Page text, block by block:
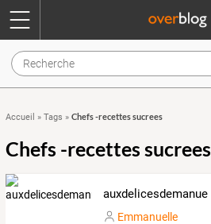
Accueil » Tags » Chefs -recettes sucrees
Chefs -recettes sucrees
auxdelicesdemanue
Emmanuelle